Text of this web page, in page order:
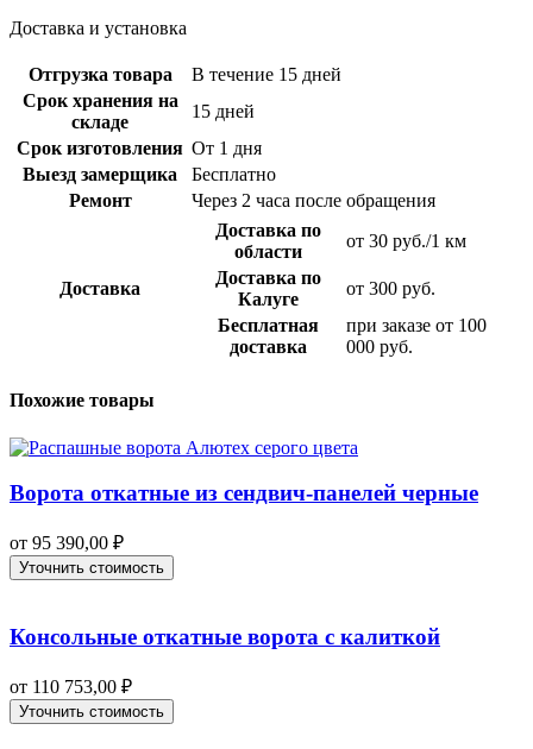
Доставка и установка
Отгрузка товара
В течение 15 дней
Срок хранения на
складе
15 дней
Срок изготовления От 1 дня
Выезд замерщика
Бесплатно
Ремонт
Через 2 часа после обращения
Доставка
Доставка по
области
от 30 руб./1 км
Доставка по
Калуге
от 300 руб.
Бесплатная
доставка
при заказе от 100
000 руб.
Похожие товары
Ворота откатные из сендвич-панелей черные
от 95 390,00 ₽
Уточнить стоимость
Консольные откатные ворота с калиткой
от 110 753,00 ₽
Уточнить стоимость